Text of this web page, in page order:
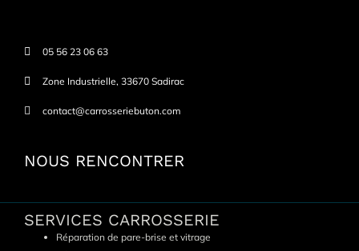
05 56 23 06 63
Zone Industrielle, 33670 Sadirac
contact@carrosseriebuton.com
NOUS RENCONTRER
SERVICES CARROSSERIE
Réparation de pare-brise et vitrage